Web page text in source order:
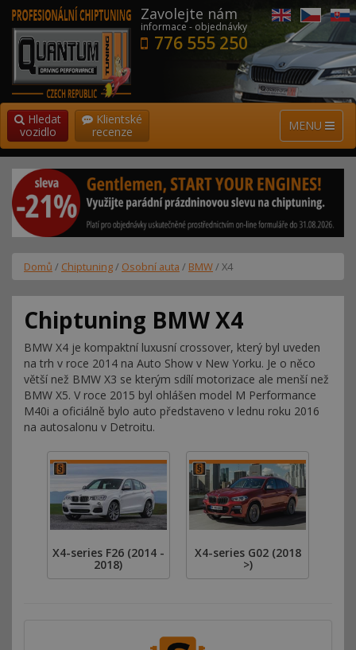
Zavolejte nám
informace - objednávky
776 555 250
MENU
Hledat
vozidlo
Klientské
recenze
Domů / Chiptuning/ Osobní auta / BMW/ X4
Chiptuning BMW X4
BMW X4 je kompaktní luxusní crossover, který byl uveden
na trh v roce 2014 na Auto Show v New Yorku. Je o něco
větší než BMW X3 se kterým sdílí motorizace ale menší než
BMW X5. V roce 2015 byl ohlášen model M Performance
M40i a oficiálně bylo auto představeno v lednu roku 2016
na autosalonu v Detroitu.
X4-series F26 (2014 -
2018)
X4-series G02 (2018
>)